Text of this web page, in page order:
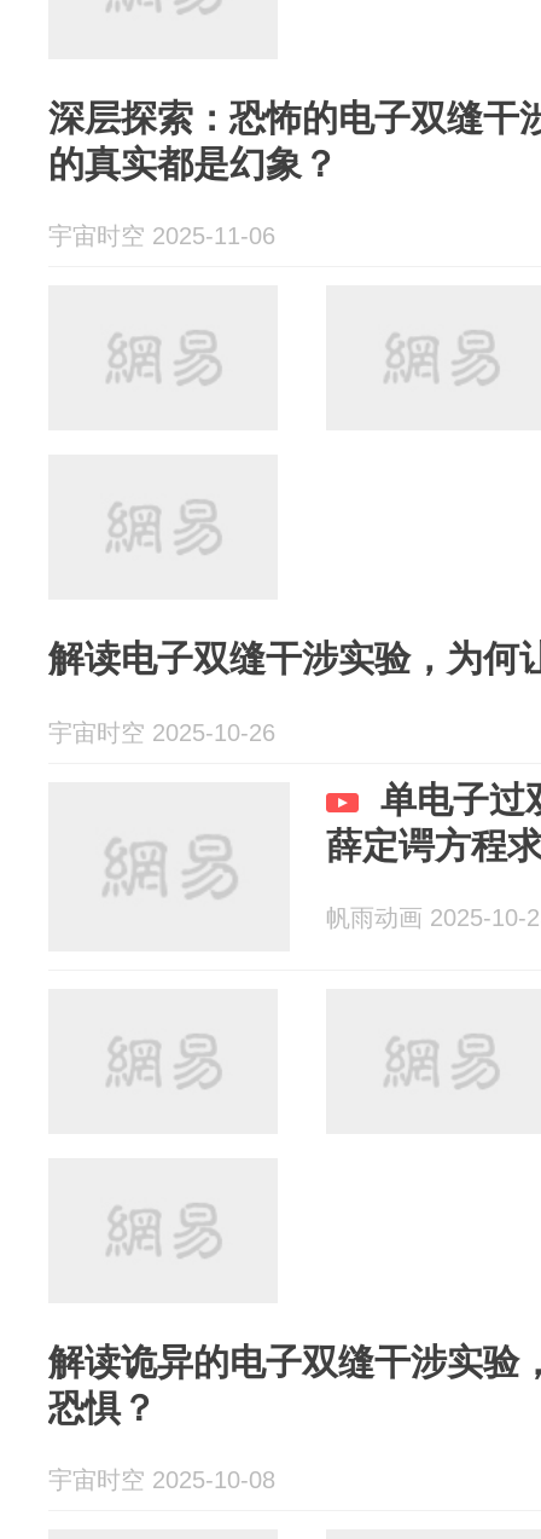
深层探索：恐怖的电子双缝干
的真实都是幻象？
宇宙时空 2025-11-06
解读电子双缝干涉实验，为何
宇宙时空 2025-10-26
单电子过
薛定谔方程
帆雨动画 2025-10-
解读诡异的电子双缝干涉实验
恐惧？
宇宙时空 2025-10-08